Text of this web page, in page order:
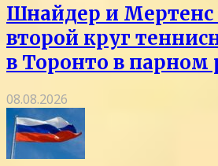
Шнайдер и
второй круг
в Торонто в парном
08.08.2026